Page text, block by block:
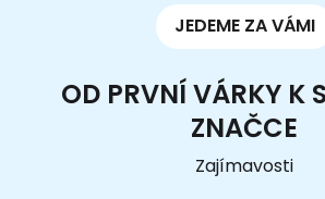
JEDEME ZA VÁMI
OD PRVNÍ VÁRKY K
ZNAČCE
Zajímavosti